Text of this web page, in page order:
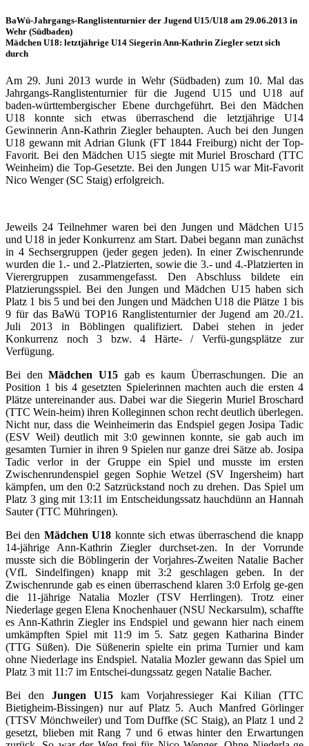
BaWü-Jahrgangs-Ranglistenturnier der Jugend U15/U18 am 29.06.2013 in
Wehr (Südbaden)
Mädchen U18: letztjährige U14 Siegerin Ann-Kathrin Ziegler setzt sich
durch
Am 29. Juni 2013 wurde in Wehr (Südbaden) zum 10. Mal das
Jahrgangs-Ranglistenturnier für die Jugend U15 und U18 auf
baden-württembergischer Ebene durchgeführt. Bei den Mädchen
U18 konnte sich etwas überraschend die letztjährige U14
Gewinnerin Ann-Kathrin Ziegler behaupten. Auch bei den Jungen
U18 gewann mit Adrian Glunk (FT 1844 Freiburg) nicht der Top-
Favorit. Bei den Mädchen U15 siegte mit Muriel Broschard (TTC
Weinheim) die Top-Gesetzte. Bei den Jungen U15 war Mit-Favorit
Nico Wenger (SC Staig) erfolgreich.
Jeweils 24 Teilnehmer waren bei den Jungen und Mädchen U15
und U18 in jeder Konkurrenz am Start. Dabei begann man zunächst
in 4 Sechsergruppen (jeder gegen jeden). In einer Zwischenrunde
wurden die 1.- und 2.-Platzierten, sowie die 3.- und 4.-Platzierten in
Vierergruppen zusammengefasst. Den Abschluss bildete ein
Platzierungsspiel. Bei den Jungen und Mädchen U15 haben sich
Platz 1 bis 5 und bei den Jungen und Mädchen U18 die Plätze 1 bis
9 für das BaWü TOP16 Ranglistenturnier der Jugend am 20./21.
Juli 2013 in Böblingen qualifiziert. Dabei stehen in jeder
Konkurrenz noch 3 bzw. 4 Härte- / Verfü-gungsplätze zur
Verfügung.
Bei denMädchen U15 gab es kaum Überraschungen. Die an
Position 1 bis 4 gesetzten Spielerinnen machten auch die ersten 4
Plätze untereinander aus. Dabei war die Siegerin Muriel Broschard
(TTC Wein-heim) ihren Kolleginnen schon recht deutlich überlegen.
Nicht nur, dass die Weinheimerin das Endspiel gegen Josipa Tadic
(ESV Weil) deutlich mit 3:0 gewinnen konnte, sie gab auch im
gesamten Turnier in ihren 9 Spielen nur ganze drei Sätze ab. Josipa
Tadic verlor in der Gruppe ein Spiel und musste im ersten
Zwischenrundenspiel gegen Sophie Wetzel (SV Ingersheim) hart
kämpfen, um den 0:2 Satzrückstand noch zu drehen. Das Spiel um
Platz 3 ging mit 13:11 im Entscheidungssatz hauchdünn an Hannah
Sauter (TTC Mühringen).
Bei den Mädchen U18 konnte sich etwas überraschend die knapp
14-jährige Ann-Kathrin Ziegler durchset-zen. In der Vorrunde
musste sich die Böblingerin der Vorjahres-Zweiten Natalie Bacher
(VfL Sindelfingen) knapp mit 3:2 geschlagen geben. In der
Zwischenrunde gab es einen überraschend klaren 3:0 Erfolg ge-gen
die 11-jährige Natalia Mozler (TSV Herrlingen). Trotz einer
Niederlage gegen Elena Knochenhauer (NSU Neckarsulm), schaffte
es Ann-Kathrin Ziegler ins Endspiel und gewann hier nach einem
umkämpften Spiel mit 11:9 im 5. Satz gegen Katharina Binder
(TTG Süßen). Die Süßenerin spielte ein prima Turnier und kam
ohne Niederlage ins Endspiel. Natalia Mozler gewann das Spiel um
Platz 3 mit 11:7 im Entschei-dungssatz gegen Natalie Bacher.
Bei den Jungen U15kam Vorjahressieger Kai Kilian (TTC
Bietigheim-Bissingen) nur auf Platz 5. Auch Manfred Görlinger
(TTSV Mönchweiler) und Tom Duffke (SC Staig), an Platz 1 und 2
gesetzt, blieben mit Rang 7 und 6 etwas hinter den Erwartungen